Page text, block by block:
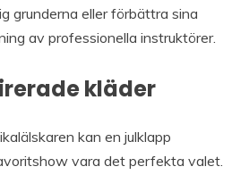
grunderna eller förbättra sina
av professionella instruktörer.
kläder
kan en julklapp
vara det perfekta valet.